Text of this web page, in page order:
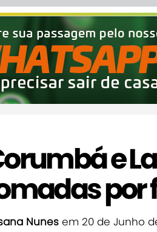
e
por
Nunes em 20 de Junho